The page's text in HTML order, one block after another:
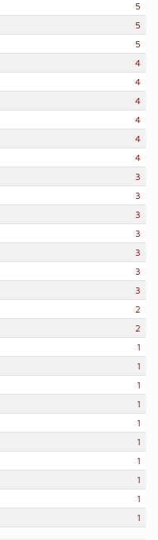
5
5
5
4
4
4
4
4
4
3
3
3
3
3
3
3
2
2
1
1
1
1
1
1
1
1
1
1